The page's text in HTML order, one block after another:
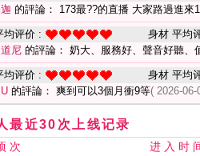
的評論： 173最??的直播 大家路過進來
均评价 : 身材 平均
尼 的評論： 奶大、服務好、聲音好聽、
均评价 : 身材 平均
的評論： 爽到可以3個月衝9等( 2026-
最近30次上线记录
次 进 入 时